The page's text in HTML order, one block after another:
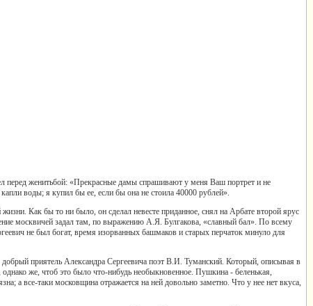
перед женитьбой: «Прекрасные дамы спрашивают у меня Ваш портрет и не
воды; я купил бы ее, если бы она не стоила 40000 рублей».
Как бы то ни было, он сделал невесте приданное, снял на Арбате второй ярус
москвичей задал там, по выражению А.Я. Булгакова, «славный бал». По всему
не был богат, время изорванных башмаков и старых перчаток минуло для
приятель Александра Сергеевича поэт В.И. Туманский. Который, описывая в
же, чтоб это было что-нибудь необыкновенное. Пушкина - беленькая,
а все-таки московщина отражается на ней довольно заметно. Что у нее нет вкуса,